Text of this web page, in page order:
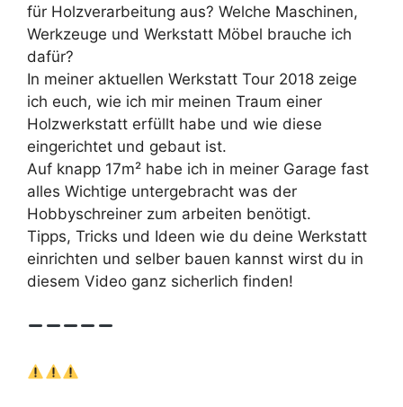
für Holzverarbeitung aus? Welche Maschinen,
Werkzeuge und Werkstatt Möbel brauche ich
dafür?
In meiner aktuellen Werkstatt Tour 2018 zeige
ich euch, wie ich mir meinen Traum einer
Holzwerkstatt erfüllt habe und wie diese
eingerichtet und gebaut ist.
Auf knapp 17m² habe ich in meiner Garage fast
alles Wichtige untergebracht was der
Hobbyschreiner zum arbeiten benötigt.
Tipps, Tricks und Ideen wie du deine Werkstatt
einrichten und selber bauen kannst wirst du in
diesem Video ganz sicherlich finden!